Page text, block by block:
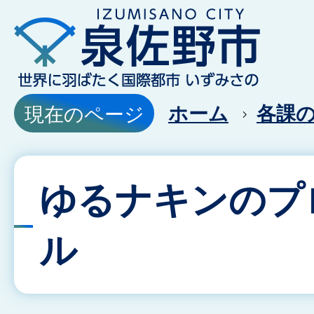
現在のページ ホーム 各課
ゆるナキンの
ル